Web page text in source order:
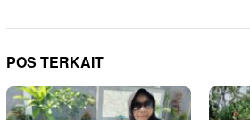
POS TERKAIT